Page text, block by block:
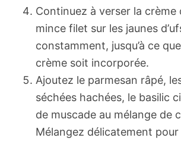
Continuez à verser la crème
mince filet sur les jaunes
constamment, jusqu’à ce
crème soit incorporée.
Ajoutez le parmesan râpé,
séchées hachées, le basilic
de muscade au mélange de
Mélangez délicatement